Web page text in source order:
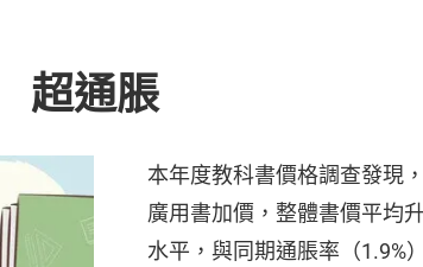
超通脹
本年度教科書價格調查發現
廣用書加價，整體書價平均
水平，與同期通脹率（1.9%